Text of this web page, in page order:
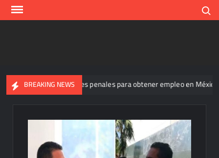
Skip
BREAKING NEWS
de antecedentes penales para obtener empleo en México